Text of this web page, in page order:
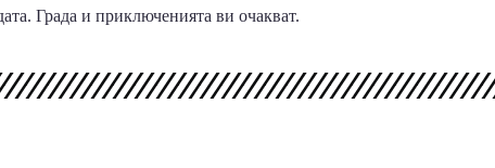
Града и приключенията ви очакват.